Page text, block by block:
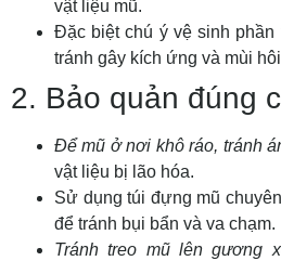
vật liệu mũ.
Đặc biệt chú ý vệ sinh
tránh gây kích ứng và mùi
2. Bảo quản đúng
Để mũ ở nơi khô ráo, tránh
vật liệu bị lão hóa.
Sử dụng túi đựng mũ
để tránh bụi bẩn và va chạm.
Tránh treo mũ lên gương